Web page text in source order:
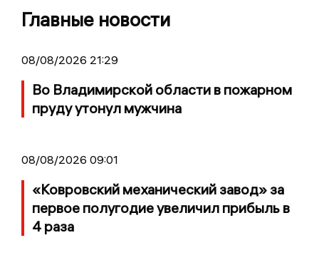
Главные новости
08/08/2026 21:29
Во Владимирской области в пожарном
пруду утонул мужчина
08/08/2026 09:01
«Ковровский механический завод» за
первое полугодие увеличил прибыль в
4 раза